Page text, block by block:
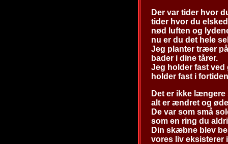
Der var tider hvor
tider hvor du
nød luften og
nu er du det hele
Jeg planter træer
bader i dine tårer.
Jeg holder fast
holder fast i
Det er ikke
alt er ændret og
De var som små
som en ring du
Din skæbne blev
vores liv eksisterer